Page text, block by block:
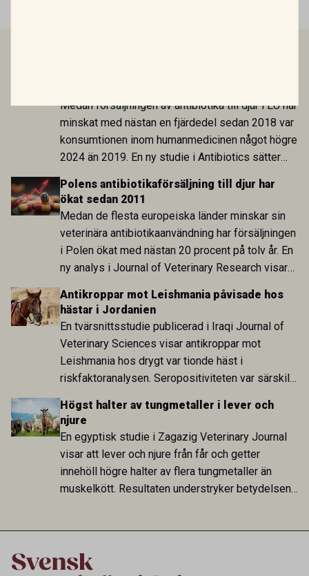
Medan försäljningen av antibiotika till djur i EU har
minskat med nästan en fjärdedel sedan 2018 var
konsumtionen inom humanmedicinen något högre
2024 än 2019. En ny studie i Antibiotics sätter
utvecklingen inom de båda sektorerna sida vid
sida och pekar på en obalans i EU:s One Health-
arbete.
Polens antibiotikaförsäljning till djur har
ökat sedan 2011
Medan de flesta europeiska länder minskar sin
veterinära antibiotikaanvändning har försäljningen
i Polen ökat med nästan 20 procent på tolv år. En
ny analys i Journal of Veterinary Research visar
att skillnaden mot lågförbrukarländer som
Sverige är fortsatt stor.
Antikroppar mot Leishmania påvisade hos
hästar i Jordanien
En tvärsnittsstudie publicerad i Iraqi Journal of
Veterinary Sciences visar antikroppar mot
Leishmania hos drygt var tionde häst i
riskfaktoranalysen. Seropositiviteten var särskilt
hög i Zarqa och statistiskt kopplad till bland
annat stallhållning. Resultaten visar att hästarna
har exponerats för parasiten – men inte att de
fungerar som reservoarer eller bidrar till
smittspridning.
Högst halter av tungmetaller i lever och
njure
En egyptisk studie i Zagazig Veterinary Journal
visar att lever och njure från får och getter
innehöll högre halter av flera tungmetaller än
muskelkött. Resultaten understryker betydelsen